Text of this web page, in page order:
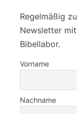
Regelmäßig
Newsletter
Bibellabor.
Vorname
Nachname